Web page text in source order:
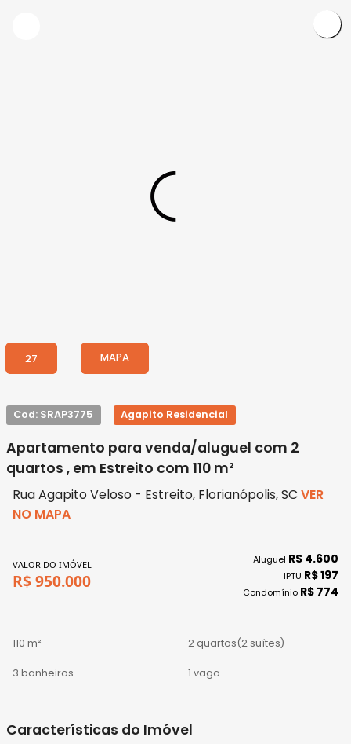
27 MAPA
Cod: SRAP3775 Agapito Residencial
Apartamento para venda/aluguel com 2
quartos , em Estreito com 110 m²
Rua Agapito Veloso - Estreito, Florianópolis, SC VER
NO MAPA
VALOR DO IMÓVEL
R$ 950.000
Aluguel R$ 4.600
IPTU R$ 197
Condomínio R$ 774
110 m² 2 quartos(2 suítes)
3 banheiros 1 vaga
Características do Imóvel